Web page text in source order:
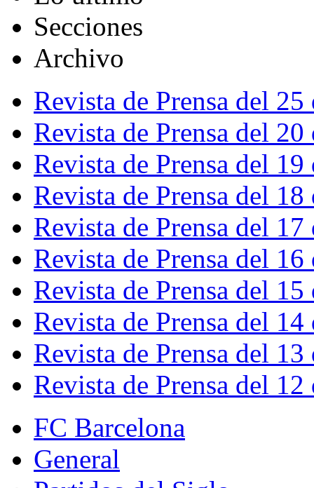
Secciones
Archivo
Revista de Prensa del
Revista de Prensa del
Revista de Prensa del
Revista de Prensa del
Revista de Prensa del
Revista de Prensa del
Revista de Prensa del
Revista de Prensa del
Revista de Prensa del
Revista de Prensa del
FC Barcelona
General